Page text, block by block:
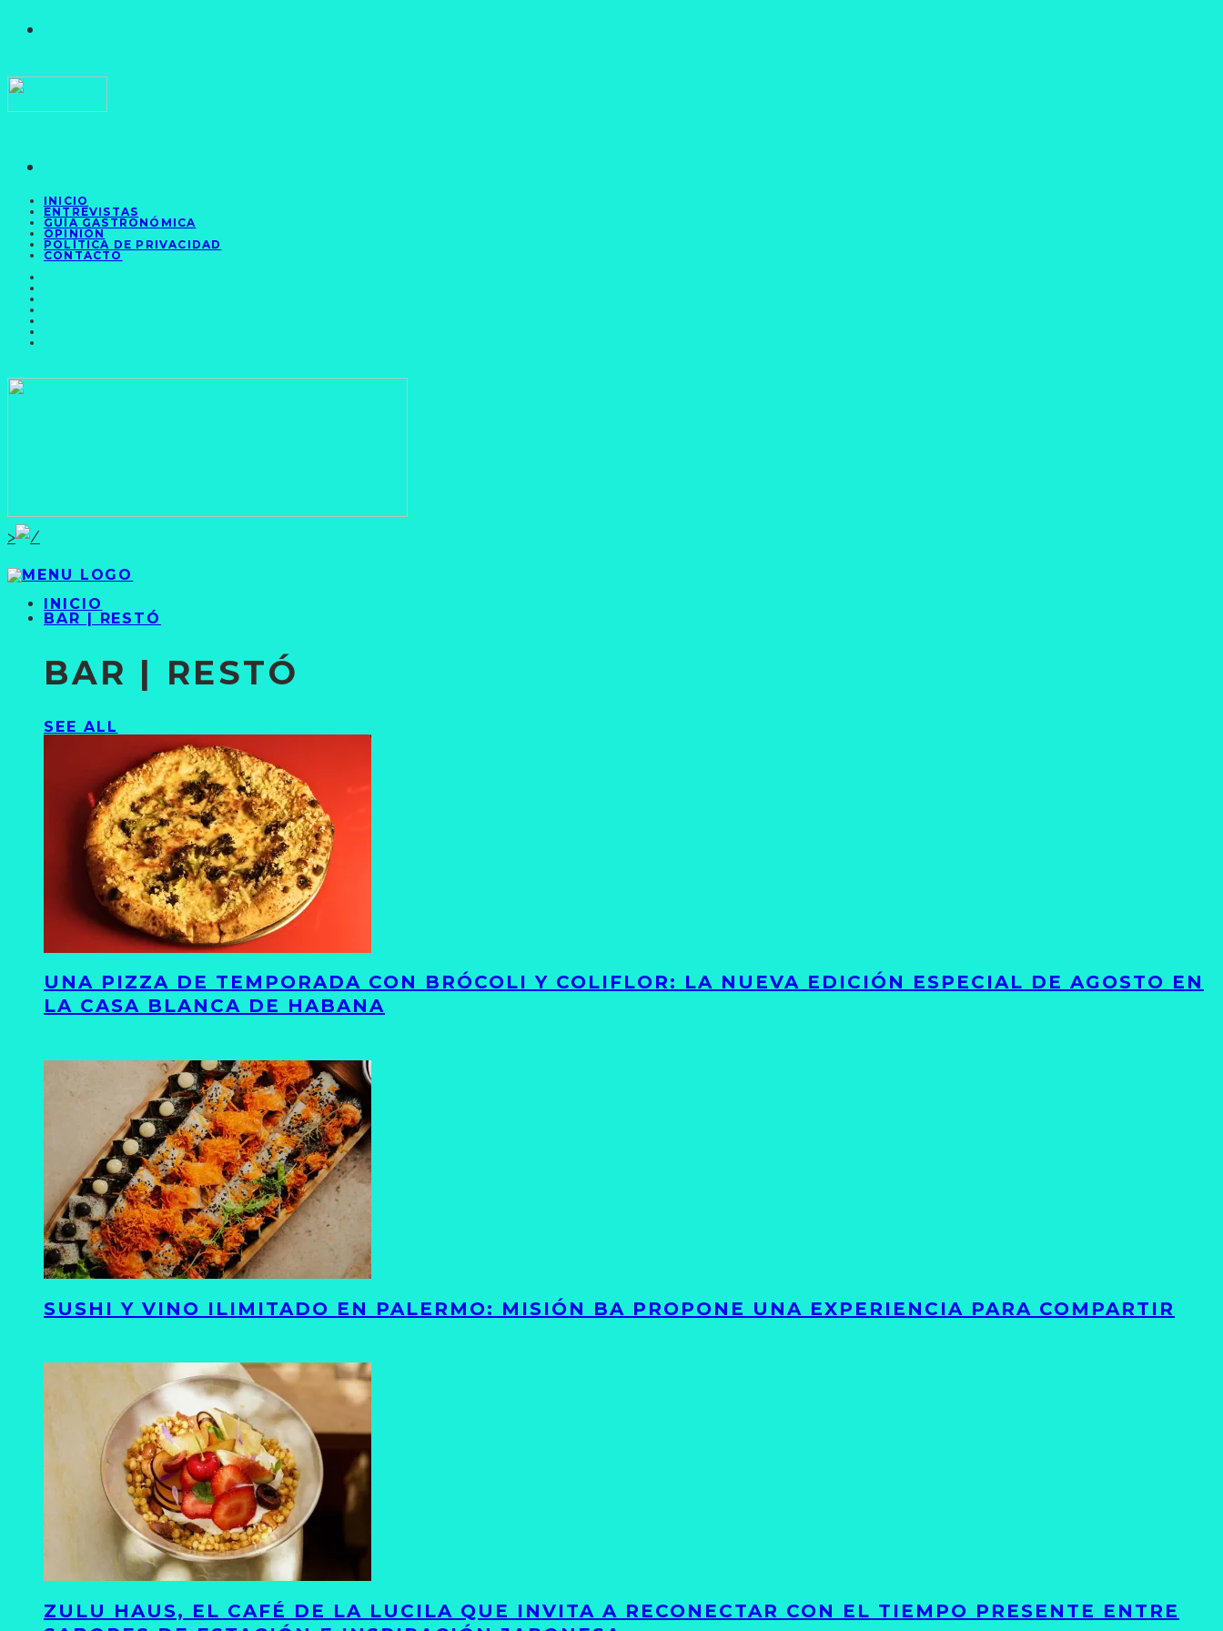
INICIO
ENTREVISTAS
GUÍA GASTRONÓMICA
OPINIÓN
POLÍTICA DE PRIVACIDAD
CONTACTO
>
INICIO
BAR | RESTÓ
BAR | RESTÓ
SEE ALL
UNA PIZZA DE TEMPORADA CON BRÓCOLI Y COLIFLOR: LA NUEVA EDICIÓN ESPECIAL DE AGOSTO EN
LA CASA BLANCA DE HABANA
SUSHI Y VINO ILIMITADO EN PALERMO: MISIÓN BA PROPONE UNA EXPERIENCIA PARA COMPARTIR
ZULU HAUS, EL CAFÉ DE LA LUCILA QUE INVITA A RECONECTAR CON EL TIEMPO PRESENTE ENTRE